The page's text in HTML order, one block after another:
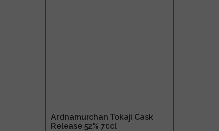
Ardnamurchan Tokaji Cask
Release 52% 70cl